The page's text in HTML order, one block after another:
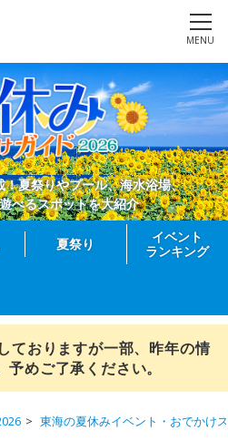
MENU
夏祭りやプール、海水浴場、
べるスポットを大紹介
夏祭り
イベント
ランキング
ておりますが一部、昨年の情
めご了承ください。
東海の夏休みイベント・おでかけ